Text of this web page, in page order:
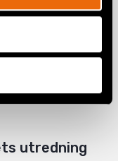
som rör
utredning